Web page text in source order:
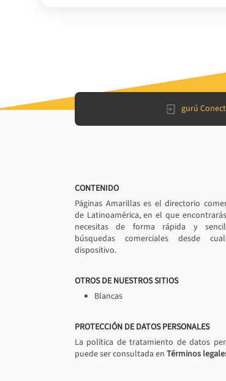
gurú
CONTENIDO
Páginas Amarillas es el directorio
de Latinoamérica, en el que
necesitas de forma rápida y
búsquedas comerciales desde
dispositivo.
OTROS DE NUESTROS SITIOS
Blancas
PROTECCIÓN DE DATOS PERSONALES
La política de tratamiento de datos
puede ser consultada en Términos